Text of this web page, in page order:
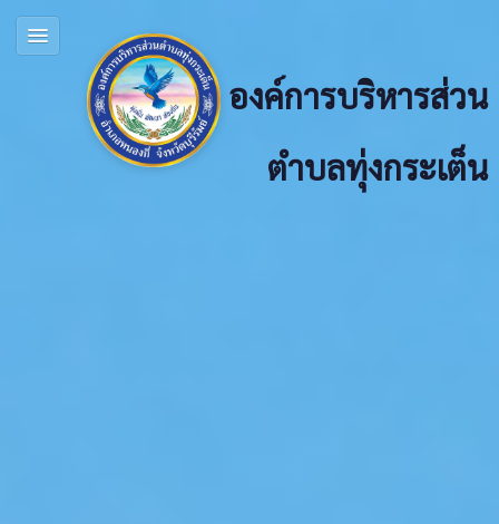
องค์การบริหารส่วน
ตำบลทุ่งกระเต็น